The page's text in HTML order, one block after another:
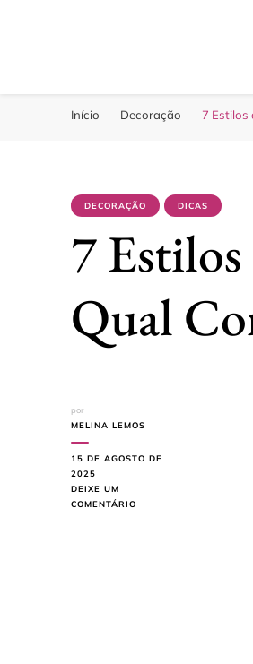
Sua
Início Decoração 7 Estilos
DECORAÇÃO DICAS
7
Qual
por
MELINA LEMOS
15 DE AGOSTO DE
2025
DEIXE UM
COMENTÁRIO